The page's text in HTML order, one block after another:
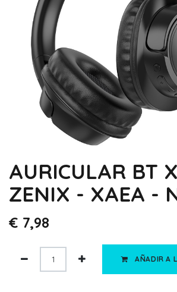
AURICULAR BT
ZENIX - XAEA -
€ 7,98
AÑADIR A